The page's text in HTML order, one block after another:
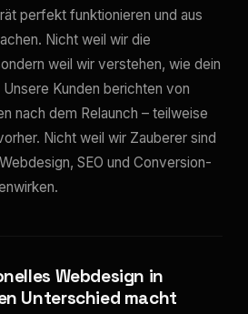
perfekt funktionieren und aus
Nicht weil wir die
weil wir verstehen, wie dein
Kunden berichten von
nach dem Relaunch – teilweise
Nicht weil wir Zauberer sind
SEO und Conversion-
Webdesign in
Unterschied macht